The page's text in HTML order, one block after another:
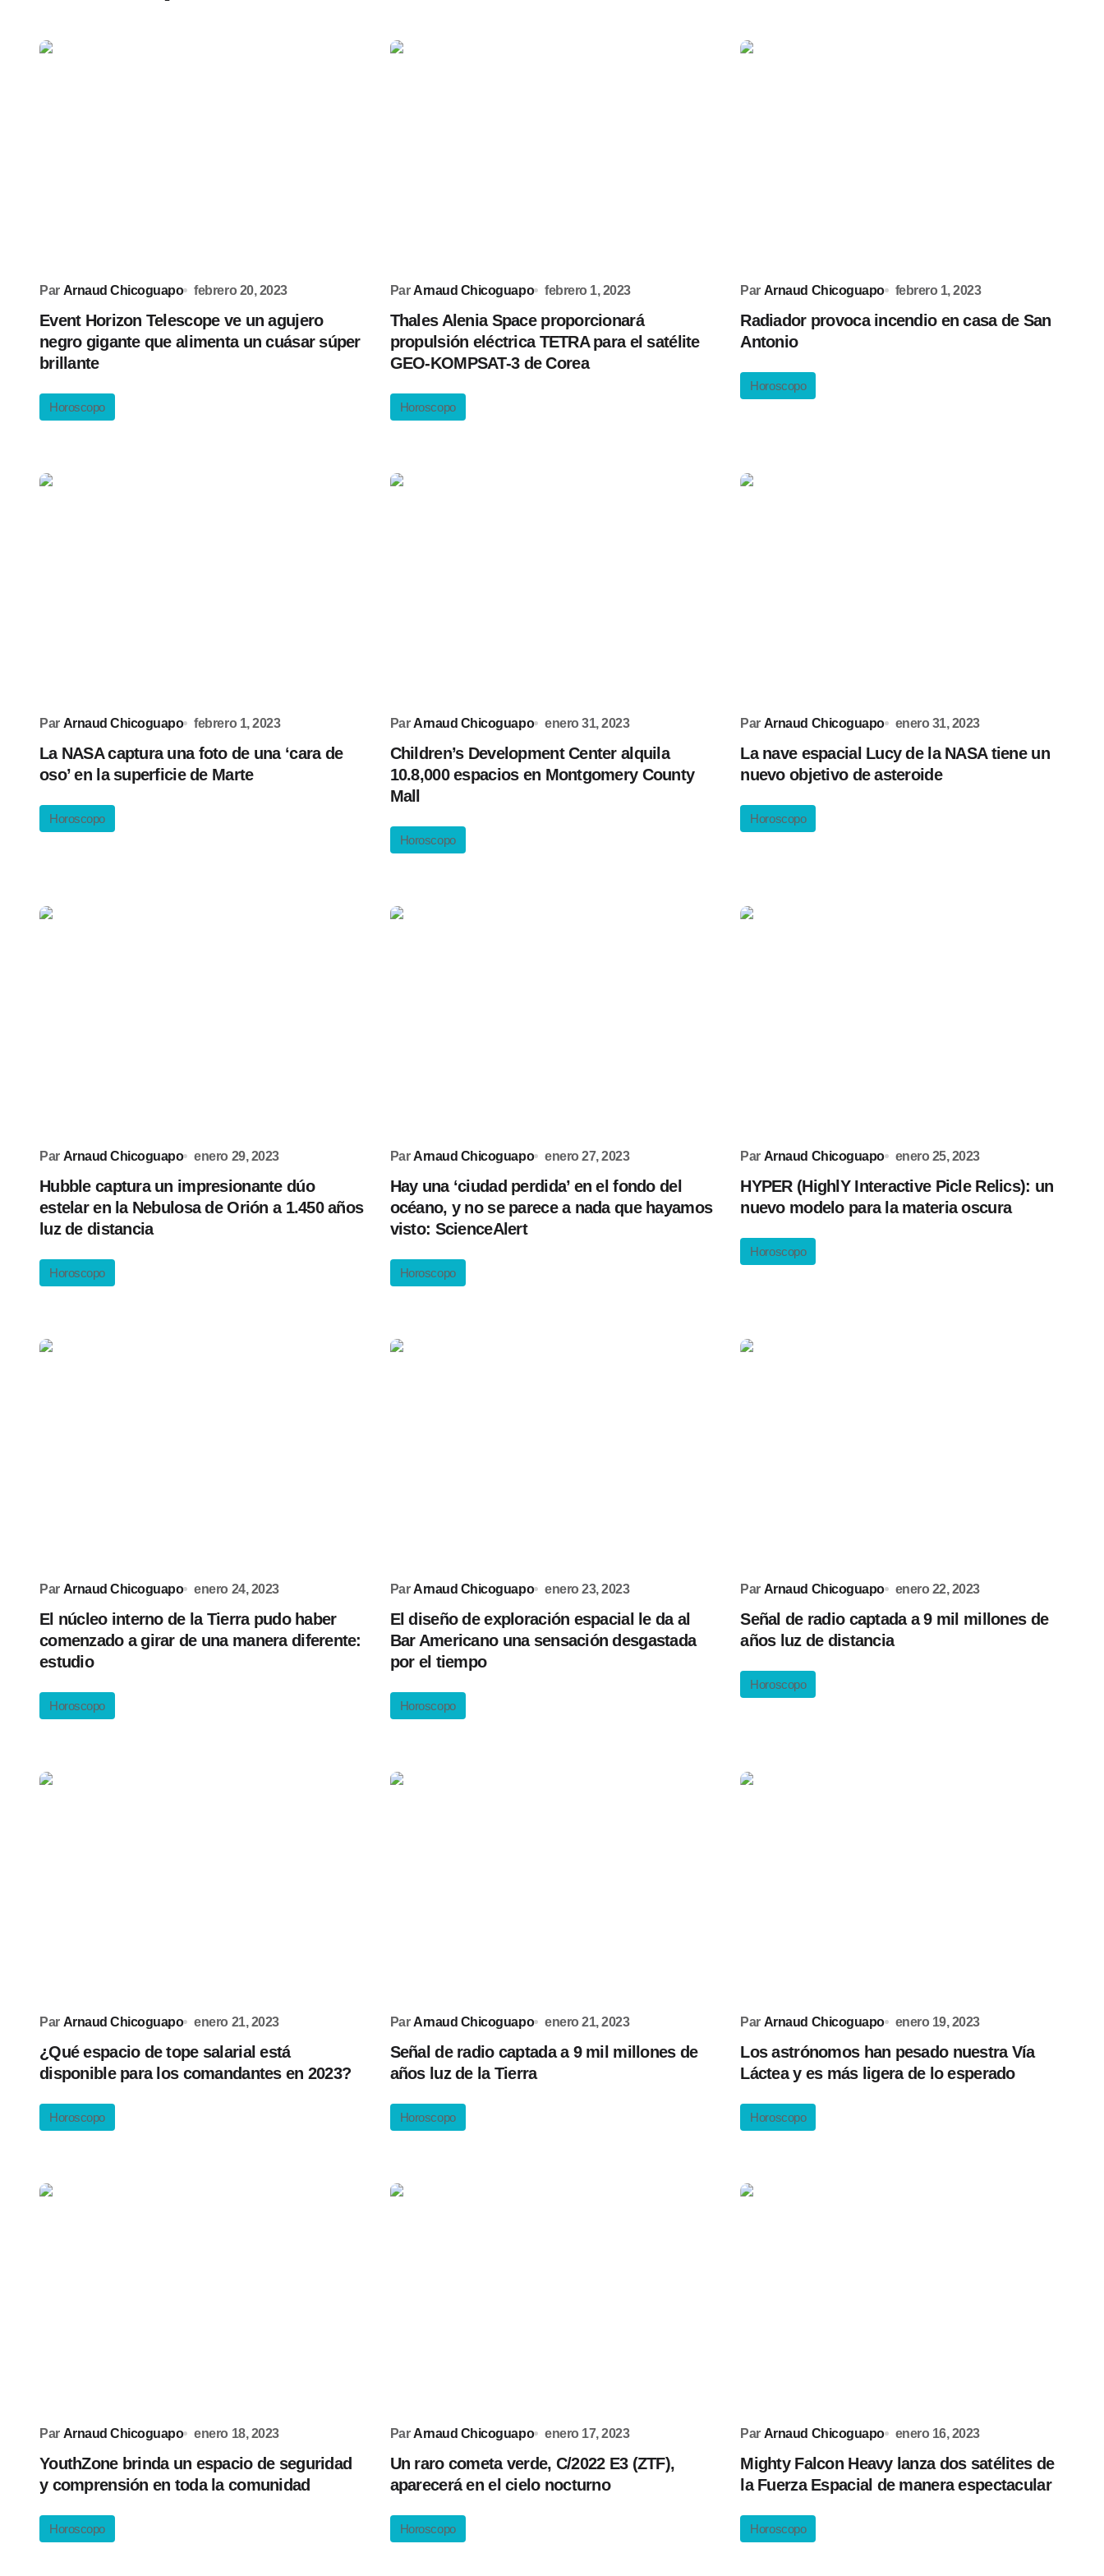
Par Arnaud Chicoguapo febrero 20, 2023
Event Horizon Telescope ve un agujero
negro gigante que alimenta un cuásar súper
brillante
Horoscopo
Par Arnaud Chicoguapo febrero 1, 2023
Thales Alenia Space proporcionará
propulsión eléctrica TETRA para el satélite
GEO-KOMPSAT-3 de Corea
Horoscopo
Par Arnaud Chicoguapo febrero 1, 2023
Radiador provoca incendio en casa de San
Antonio
Horoscopo
Par Arnaud Chicoguapo febrero 1, 2023
La NASA captura una foto de una ‘cara de
oso’ en la superficie de Marte
Horoscopo
Par Arnaud Chicoguapo enero 31, 2023
Children’s Development Center alquila
10.8,000 espacios en Montgomery County
Mall
Horoscopo
Par Arnaud Chicoguapo enero 31, 2023
La nave espacial Lucy de la NASA tiene un
nuevo objetivo de asteroide
Horoscopo
Par Arnaud Chicoguapo enero 29, 2023
Hubble captura un impresionante dúo
estelar en la Nebulosa de Orión a 1.450 años
luz de distancia
Horoscopo
Par Arnaud Chicoguapo enero 27, 2023
Hay una ‘ciudad perdida’ en el fondo del
océano, y no se parece a nada que hayamos
visto: ScienceAlert
Horoscopo
Par Arnaud Chicoguapo enero 25, 2023
HYPER (HighlY Interactive Picle Relics): un
nuevo modelo para la materia oscura
Horoscopo
Par Arnaud Chicoguapo enero 24, 2023
El núcleo interno de la Tierra pudo haber
comenzado a girar de una manera diferente:
estudio
Horoscopo
Par Arnaud Chicoguapo enero 23, 2023
El diseño de exploración espacial le da al
Bar Americano una sensación desgastada
por el tiempo
Horoscopo
Par Arnaud Chicoguapo enero 22, 2023
Señal de radio captada a 9 mil millones de
años luz de distancia
Horoscopo
Par Arnaud Chicoguapo enero 21, 2023
¿Qué espacio de tope salarial está
disponible para los comandantes en 2023?
Horoscopo
Par Arnaud Chicoguapo enero 21, 2023
Señal de radio captada a 9 mil millones de
años luz de la Tierra
Horoscopo
Par Arnaud Chicoguapo enero 19, 2023
Los astrónomos han pesado nuestra Vía
Láctea y es más ligera de lo esperado
Horoscopo
Par Arnaud Chicoguapo enero 18, 2023
YouthZone brinda un espacio de seguridad
y comprensión en toda la comunidad
Horoscopo
Par Arnaud Chicoguapo enero 17, 2023
Un raro cometa verde, C/2022 E3 (ZTF),
aparecerá en el cielo nocturno
Horoscopo
Par Arnaud Chicoguapo enero 16, 2023
Mighty Falcon Heavy lanza dos satélites de
la Fuerza Espacial de manera espectacular
Horoscopo